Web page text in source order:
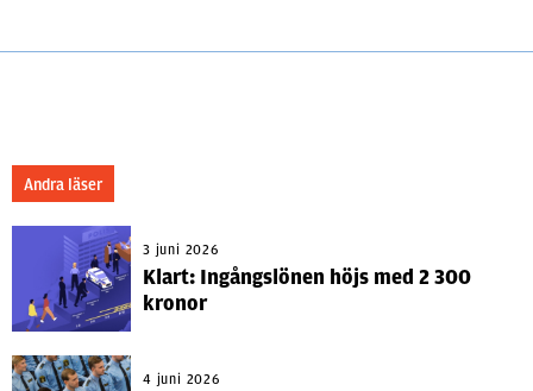
Andra läser
3 juni 2026
Klart: Ingångslönen höjs med 2 300
kronor
4 juni 2026